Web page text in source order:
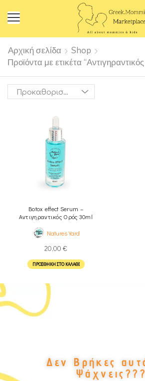
Αρχική σελίδα
Shop
Προϊόντα με ετικέτα
Botox effect Serum –
Αντιγηραντικός Ορός 30ml
Natures Yard
20,00 €
ΠΡΟΣΘΉΚΗ ΣΤΟ ΚΑΛΆΘΙ
Δεν Βρήκες
Ψάχνεις???